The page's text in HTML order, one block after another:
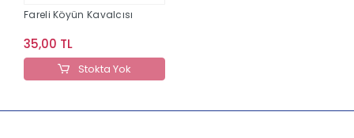
Fareli Köyün Kavalcısı
35,00 TL
Stokta Yok